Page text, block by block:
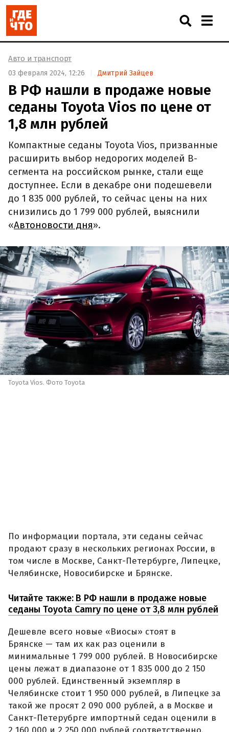
Авто и транспорт
03 февраля 2024, 12:26 Дмитрий Зайцев
В РФ нашли в продаже новые
седаны Toyota Vios по цене от
1,8 млн рублей
Компактные седаны Toyota Vios, призванные
расширить выбор недорогих моделей B-
сегмента на российском рынке, стали еще
доступнее. Если в декабре они подешевели
до 1 835 000 рублей, то сейчас цены на них
снизились до 1 799 000 рублей, выяснили
«Автоновости дня».
Toyota Vios. Фото Toyota
По информации портала, эти седаны сейчас
продают сразу в нескольких регионах России, в
том числе в Москве, Санкт-Петербурге, Липецке,
Челябинске, Новосибирске и Брянске.
Читайте также: В РФ нашли в продаже новые
седаны Toyota Camry по цене от 3,8 млн рублей
Дешевле всего новые «Виосы» стоят в
Брянске — там их как раз оценили в
минимальные 1 799 000 рублей. В Новосибирске
цены лежат в диапазоне от 1 835 000 до 2 150
000 рублей. Единственный экземпляр в
Челябинске стоит 1 950 000 рублей, в Липецке за
такой же просят 2 090 000 рублей, а в Москве и
Санкт-Петерубрге импортный седан оценили в